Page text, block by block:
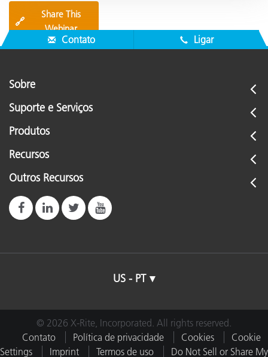
🔗
Share This
Webinar
Contato Ligar
Sobre
Suporte e Serviços
Produtos
Recursos
Outros Recursos
US - PT
© 2026 X-Rite, Incorporated. All rights reserved.
Contato
Política de privacidade Cookies
Cookie
Settings
Imprint Termos de uso Do Not Sell or Share My